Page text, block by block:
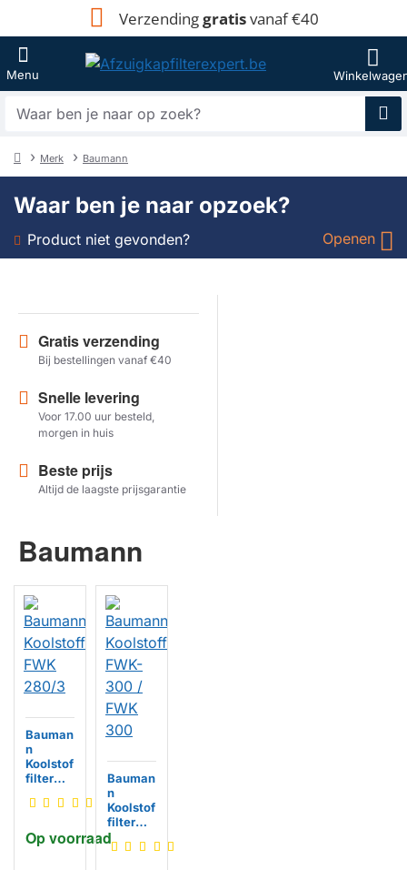
Verzendinggratisvanaf €40
Waar
zoek?
Merk Baumann
Waar ben je naar opzoek?
Product niet gevonden? Openen
TOON PRODUCTEN
Gratis verzending
Bij bestellingen vanaf €40
Snelle levering
Voor 17.00 uur besteld,
morgen in huis
Beste prijs
Altijd de laagste prijsgarantie
Baumann
Op voorraad
Bauman
n
Koolstof
filter
280/3
Bauman
n
Koolstof
filter
FWK-
300 /